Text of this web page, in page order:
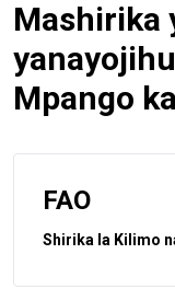
Mashirika
Mpango
FAO
Shirika la Kilimo